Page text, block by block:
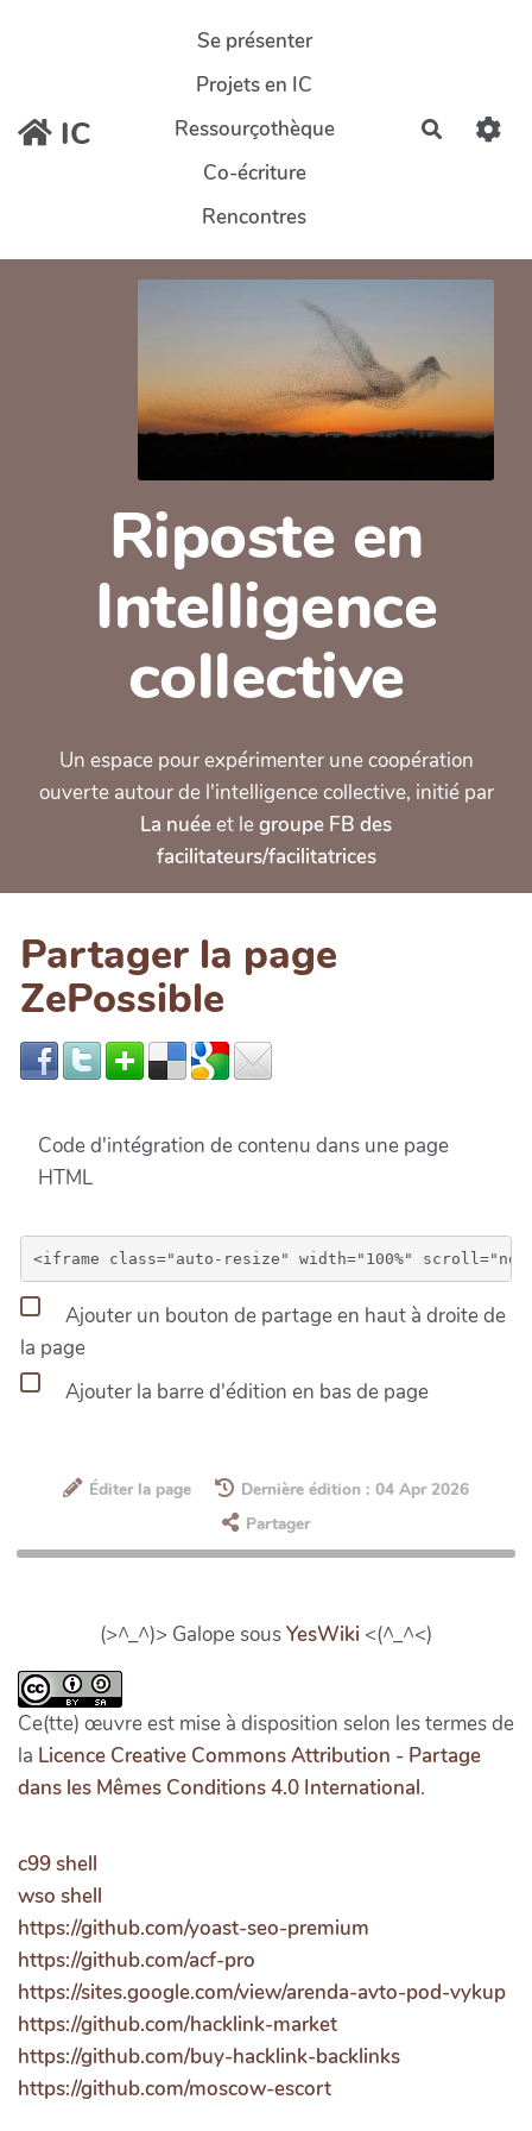
Aller au contenu principal
IC
Se présenter
Projets en IC
Ressourçothèque
Co-écriture
Rencontres
Riposte en
Intelligence
collective
Un espace pour expérimenter une coopération
ouverte autour de l'intelligence collective, initié par
La nuéeet legroupe FB des
facilitateurs/facilitatrices
Partager la page
ZePossible
Code d'intégration de contenu dans une page
HTML
Ajouter un bouton de partage en haut à droite de
la page
Ajouter la barre d'édition en bas de page
Éditer la page
Dernière édition : 04 Apr 2026
Partager
(>^_^)> Galope sousYesWiki <(^_^<)
Ce(tte) œuvre est mise à disposition selon les termes de
la Licence Creative Commons Attribution - Partage
dans les Mêmes Conditions 4.0 International.
c99 shell
wso shell
https://github.com/yoast-seo-premium
https://github.com/acf-pro
https://sites.google.com/view/arenda-avto-pod-vykup
https://github.com/hacklink-market
https://github.com/buy-hacklink-backlinks
https://github.com/moscow-escort